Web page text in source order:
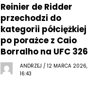
Reinier de Ridder
przechodzi do
kategorii półciężkiej
po porażce z Caio
Borralho na UFC 326
ANDRZEJ / 12 MARCA 2026,
16:43